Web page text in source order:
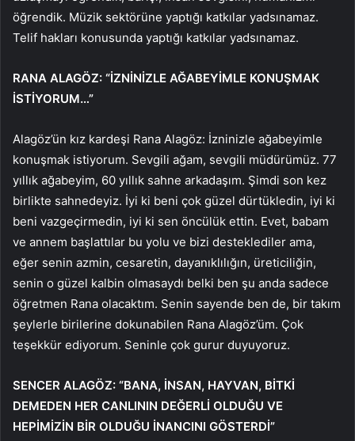
öğrendik. Müzik sektörüne yaptığı katkılar yadsınamaz.
Telif hakları konusunda yaptığı katkılar yadsınamaz.
RANA ALAGÖZ: “İZNİNİZLE AĞABEYİMLE KONUŞMAK
İSTİYORUM…”
Alagöz’ün kız kardeşi Rana Alagöz: İzninizle ağabeyimle
konuşmak istiyorum. Sevgili ağam, sevgili müdürümüz. 77
yıllık ağabeyim, 60 yıllık sahne arkadaşım. Şimdi son kez
birlikte sahnedeyiz. İyi ki beni çok güzel dürtükledin, iyi ki
beni vazgeçirmedin, iyi ki sen öncülük ettin. Evet, babam
ve annem başlattılar bu yolu ve bizi desteklediler ama,
eğer senin azmin, cesaretin, dayanıklılığın, üreticiliğin,
senin o güzel kalbin olmasaydı belki ben şu anda sadece
öğretmen Rana olacaktım. Senin sayende ben de, bir takım
şeylerle birilerine dokunabilen Rana Alagöz’üm. Çok
teşekkür ediyorum. Seninle çok gurur duyuyoruz.
SENCER ALAGÖZ: “BANA, İNSAN, HAYVAN, BİTKİ
DEMEDEN HER CANLININ DEĞERLİ OLDUĞU VE
HEPİMİZİN BİR OLDUĞU İNANCINI GÖSTERDİ”